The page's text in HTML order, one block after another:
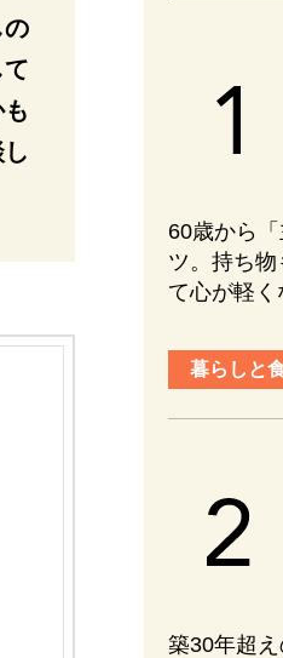
の
60歳から
ツ。持ち物
て心が軽く
暮らしと
築30年超